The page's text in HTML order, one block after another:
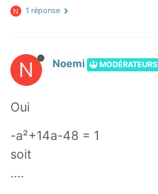
N 1 réponse
N Noemi MODÉRATEURS
Oui
-a²+14a-48 = 1
soit
....